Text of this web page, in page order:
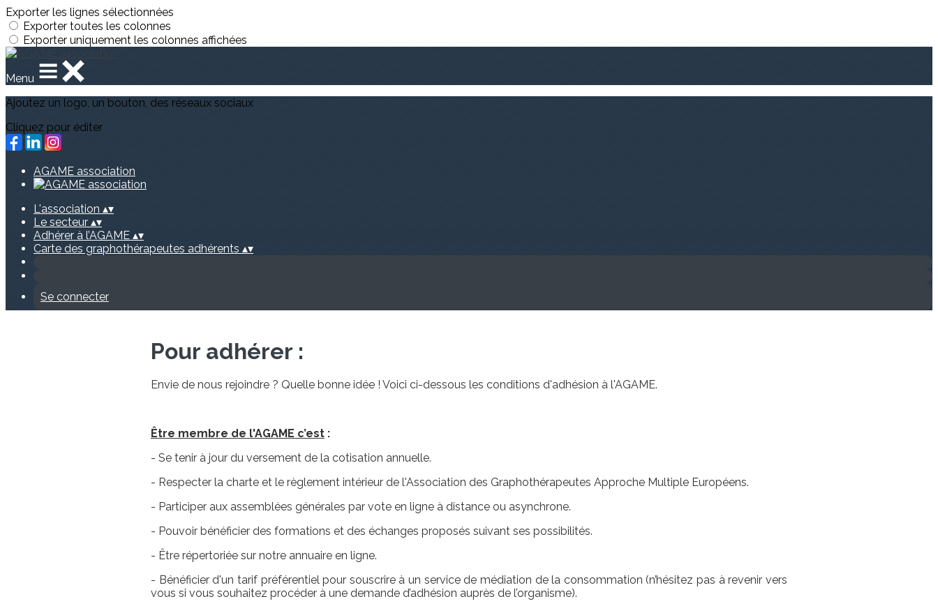
Exporter les lignes sélectionnées
Exporter toutes les colonnes
Exporter uniquement les colonnes affichées
Menu
Ajoutez un logo, un bouton, des réseaux sociaux
Cliquez pour éditer
AGAME association
L'association ▴▾
Le secteur ▴▾
Adhérer à l’AGAME ▴▾
Carte des graphothérapeutes adhérents ▴▾
Se connecter
Pour adhérer :
Envie de nous rejoindre ? Quelle bonne idée ! Voici ci-dessous les conditions d'adhésion à l'AGAME.
Être membre de l'AGAME c’est :
- Se tenir à jour du versement de la cotisation annuelle.
- Respecter la charte et le règlement intérieur de l'Association des Graphothérapeutes Approche Multiple Européens.
- Participer aux assemblées générales par vote en ligne à distance ou asynchrone.
- Pouvoir bénéficier des formations et des échanges proposés suivant ses possibilités.
- Être répertoriée sur notre annuaire en ligne.
- Bénéficier d'un tarif préférentiel pour souscrire à un service de médiation de la consommation (n’hésitez pas à revenir vers
vous si vous souhaitez procéder à une demande d’adhésion auprès de l’organisme).